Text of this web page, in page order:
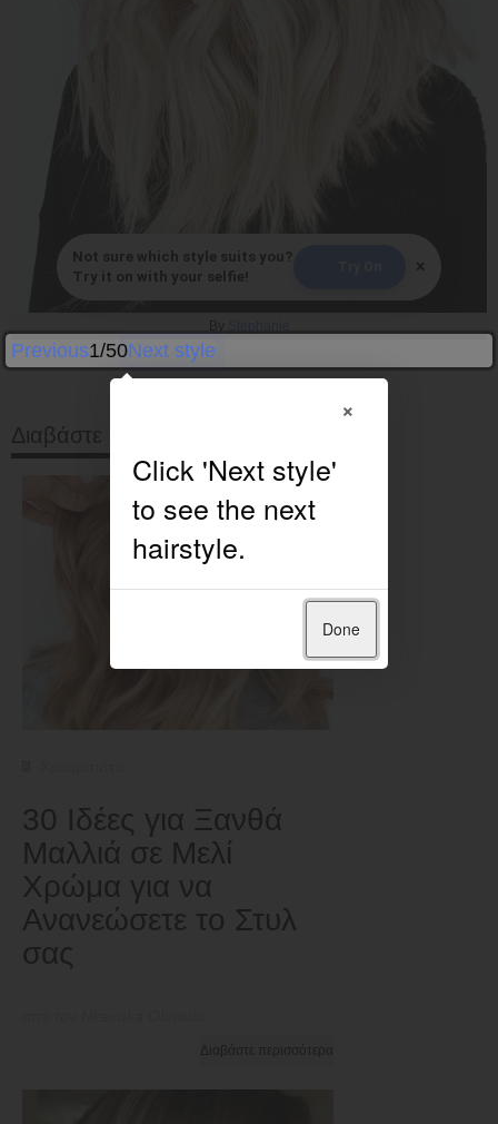
Not sure which style suits you?
Try it on with your selfie!
×
By
Previous1/50Next style
Διαβάστε στη συνέχεια
30 Ιδέες για Ξανθά
Μαλλιά σε Μελί
Χρώμα για να
Ανανεώσετε το Στυλ
σας
×
Done